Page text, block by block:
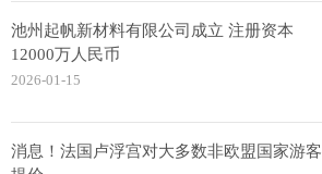
池州起帆新材料有限公司成立 注册资本
12000万人民币
2026-01-15
消息！法国卢浮宫对大多数非欧盟国家游客